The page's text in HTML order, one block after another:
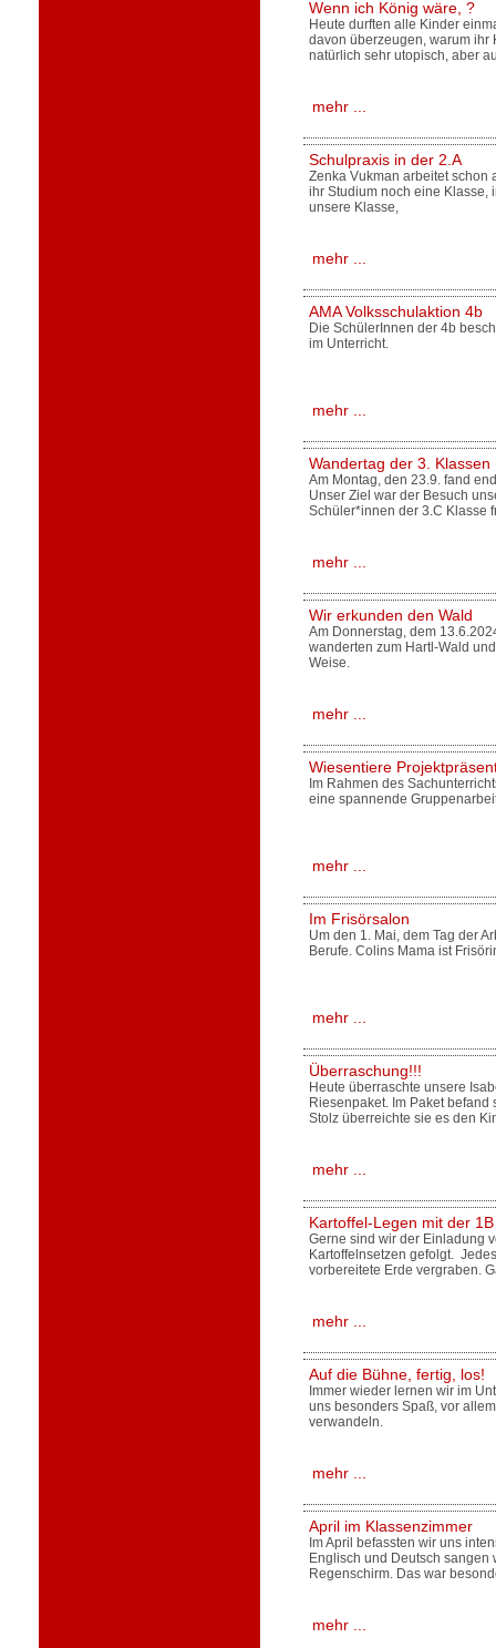
Wenn ich König wäre, ?
Heute durften alle Kinder
davon überzeugen, warum ihr
natürlich sehr utopisch, aber
mehr ...
Schulpraxis in der 2.A
Zenka Vukman arbeitet schon
ihr Studium noch eine Klasse,
unsere Klasse,
mehr ...
AMA Volksschulaktion 4b
Die SchülerInnen der 4b
im Unterricht.
mehr ...
Wandertag der 3. Klassen
Am Montag, den 23.9. fand
Unser Ziel war der Besuch
Schüler*innen der 3.C Klasse
mehr ...
Wir erkunden den Wald
Am Donnerstag, dem
wanderten zum Hartl-Wald
Weise.
mehr ...
Wiesentiere
Im Rahmen des
eine spannende
mehr ...
Im Frisörsalon
Um den 1. Mai, dem Tag der
Berufe. Colins Mama ist
mehr ...
Überraschung!!!
Heute überraschte unsere
Riesenpaket. Im Paket
Stolz überreichte sie es den
mehr ...
Kartoffel-Legen mit der
Gerne sind wir der Einladung
Kartoffelnsetzen gefolgt.
vorbereitete Erde vergraben.
mehr ...
Auf die Bühne, fertig, los!
Immer wieder lernen wir im
uns besonders Spaß, vor
verwandeln.
mehr ...
April im Klassenzimmer
Im April befassten wir uns
Englisch und Deutsch
Regenschirm. Das war
mehr ...